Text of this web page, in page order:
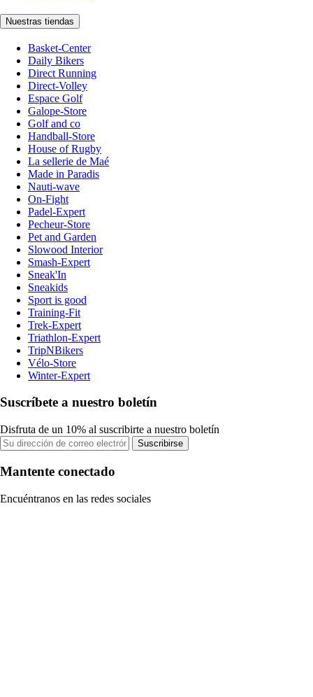
Nuestras tiendas
Basket-Center
Daily Bikers
Direct Running
Direct-Volley
Espace Golf
Galope-Store
Golf and co
Handball-Store
House of Rugby
La sellerie de Maé
Made in Paradis
Nauti-wave
On-Fight
Padel-Expert
Pecheur-Store
Pet and Garden
Slowood Interior
Smash-Expert
Sneak'In
Sneakids
Sport is good
Training-Fit
Trek-Expert
Triathlon-Expert
TripNBikers
Vélo-Store
Winter-Expert
Suscríbete a nuestro boletín
Disfruta de un 10% al suscribirte a nuestro boletín
Suscribirse
Mantente conectado
Encuéntranos en las redes sociales